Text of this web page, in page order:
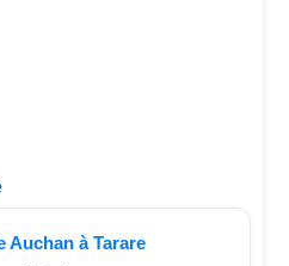
Auchan à Tarare